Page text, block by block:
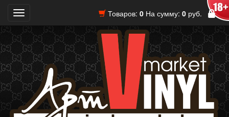
Товаров: 0 На сумму: 0 руб.
Toggle
navigation